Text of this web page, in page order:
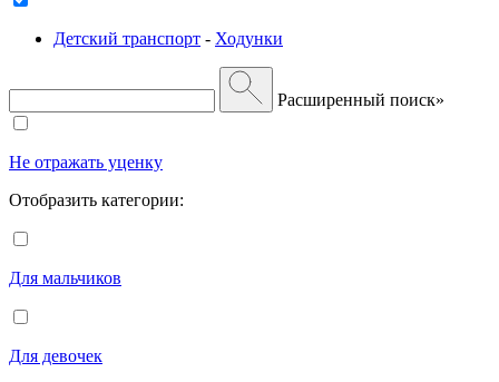
Детский транспорт - Ходунки
Расширенный поиск»
Не отражать уценку
Отобразить категории:
Для мальчиков
Для девочек